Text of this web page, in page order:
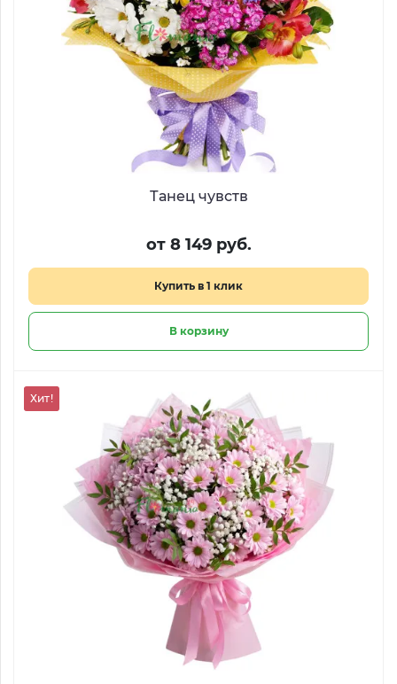
Танец чувств
от 8 149 руб.
Купить в 1 клик
В корзину
Хит!